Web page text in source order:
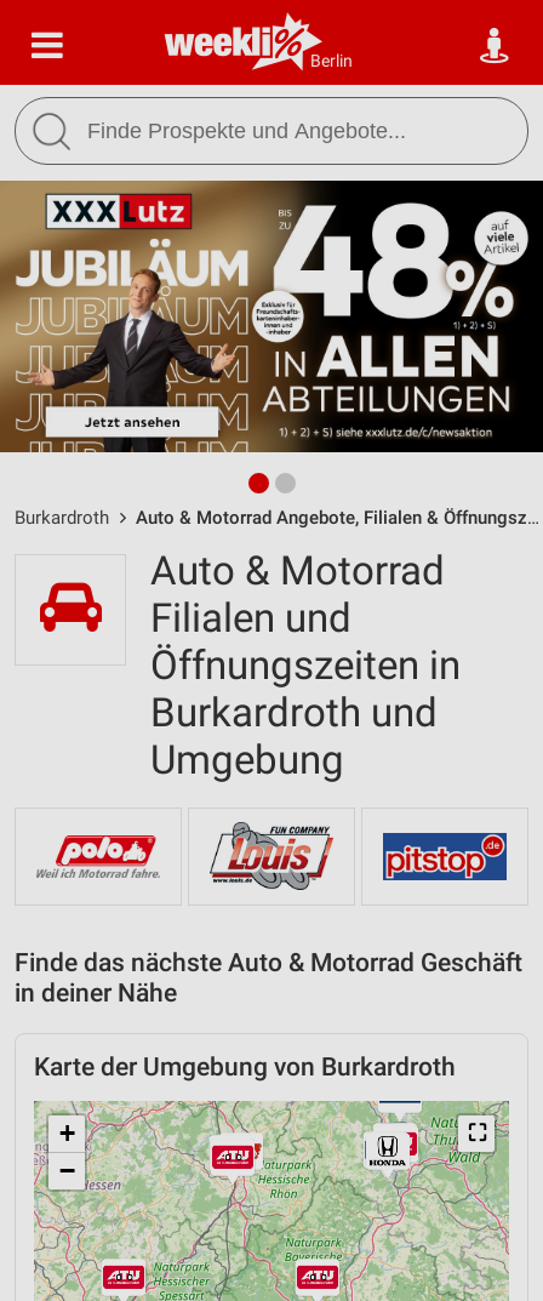
Berlin
Burkardroth Auto & Motorrad Angebote, Filialen & Öffnungszeiten
Auto & Motorrad
Filialen und
Öffnungszeiten in
Burkardroth und
Umgebung
Finde das nächste Auto & Motorrad Geschäft
in deiner Nähe
Karte der Umgebung von Burkardroth
⛶
+
−